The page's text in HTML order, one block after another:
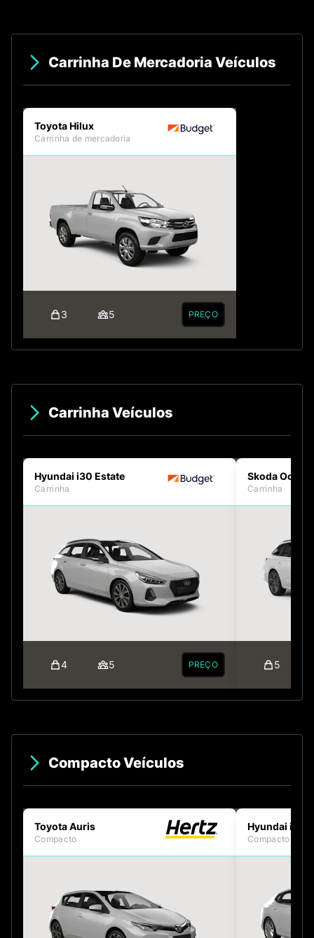
Carrinha De Mercadoria Veículos
Toyota Hilux
Carrinha de mercadoria
3 5 PREÇO
Carrinha Veículos
Hyundai i30 Estate
Carrinha
4 5 PREÇO
Skoda
Carrinha
5
Compacto Veículos
Toyota Auris
Compacto
Hyundai i30
Compacto